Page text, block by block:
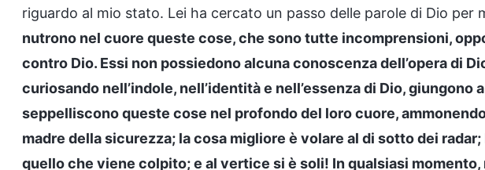
riguardo al mio stato. Lei ha cercato un passo delle parole di Dio per
nutrono nel cuore queste cose, che sono tutte incomprensioni,
contro Dio. Essi non possiedono alcuna conoscenza dell’opera di
curiosando nell’indole, nell’identità e nell’essenza di Dio,
seppelliscono queste cose nel profondo del loro cuore,
madre della sicurezza; la cosa migliore è volare al di sotto dei
quello che viene colpito; e al vertice si è soli! In qualsiasi momento,